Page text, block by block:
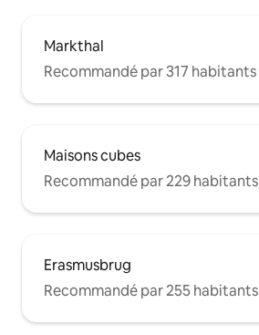
Markthal
Recommandé par 317 habitants
Maisons cubes
Recommandé par 229 habitants
Erasmusbrug
Recommandé par 255 habitants